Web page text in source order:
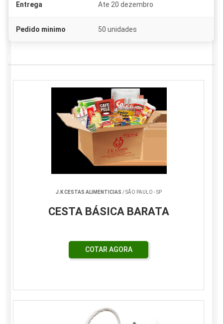
Entrega Ate 20 dezembro
Pedido minimo 50 unidades
J.K CESTAS ALIMENTICIAS / SÃO PAULO - SP
CESTA BÁSICA BARATA
COTAR AGORA